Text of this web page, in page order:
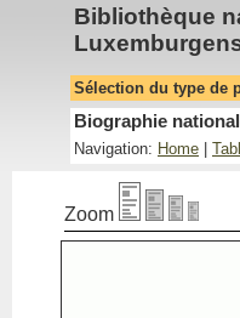
Bibliothèque
Sélection du type de
Biographie
Navigation: Home
Zoom